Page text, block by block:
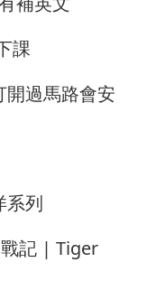
課
開過馬路會安
系列
記 | Tiger